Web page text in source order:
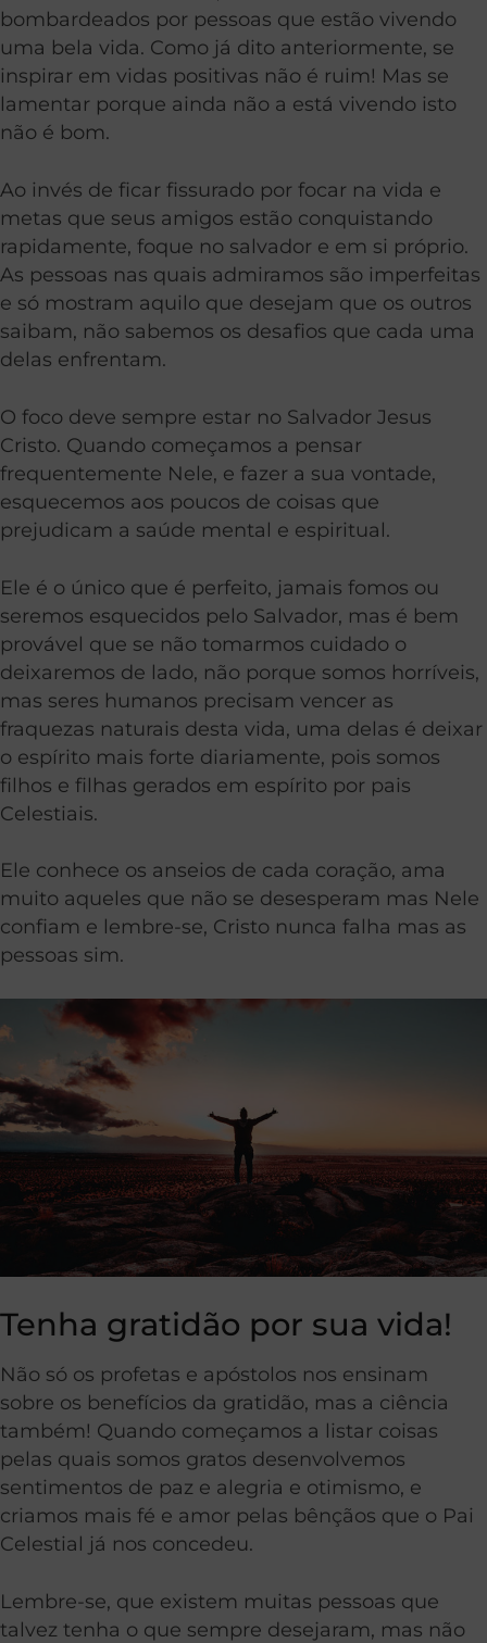
bombardeados por pessoas que estão vivendo
uma bela vida. Como já dito anteriormente, se
inspirar em vidas positivas não é ruim! Mas se
lamentar porque ainda não a está vivendo isto
não é bom.
Ao invés de ficar fissurado por focar na vida e
metas que seus amigos estão conquistando
rapidamente, foque no salvador e em si próprio.
As pessoas nas quais admiramos são imperfeitas
e só mostram aquilo que desejam que os outros
saibam, não sabemos os desafios que cada uma
delas enfrentam.
O foco deve sempre estar no Salvador Jesus
Cristo. Quando começamos a pensar
frequentemente Nele, e fazer a sua vontade,
esquecemos aos poucos de coisas que
prejudicam a saúde mental e espiritual.
Ele é o único que é perfeito, jamais fomos ou
seremos esquecidos pelo Salvador, mas é bem
provável que se não tomarmos cuidado o
deixaremos de lado, não porque somos horríveis,
mas seres humanos precisam vencer as
fraquezas naturais desta vida, uma delas é deixar
o espírito mais forte diariamente, pois somos
filhos e filhas gerados em espírito por pais
Celestiais.
Ele conhece os anseios de cada coração, ama
muito aqueles que não se desesperam mas Nele
confiam e lembre-se, Cristo nunca falha mas as
pessoas sim.
Tenha gratidão por sua vida!
Não só os profetas e apóstolos nos ensinam
sobre os benefícios da gratidão, mas a ciência
também! Quando começamos a listar coisas
pelas quais somos gratos desenvolvemos
sentimentos de paz e alegria e otimismo, e
criamos mais fé e amor pelas bênçãos que o Pai
Celestial já nos concedeu.
Lembre-se, que existem muitas pessoas que
talvez tenha o que sempre desejaram, mas não